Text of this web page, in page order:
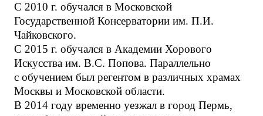
С 2010 г. обучался в Московской
Государственной Консерватории им. П.И.
Чайковского.
С 2015 г. обучался в Академии Хорового
Искусства им. В.С. Попова. Параллельно
с обучением был регентом в различных храмах
Москвы и Московской области.
В 2014 году временно уезжал в город Пермь,